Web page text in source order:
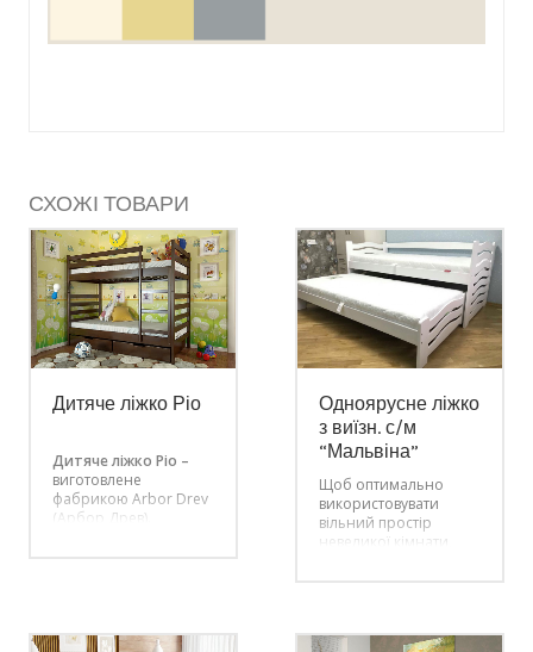
СХОЖІ ТОВАРИ
Дитяче ліжко Ріо
Дитяче ліжко Ріо –
виготовлене
фабрикою Arbor Drev
(Арбор Древ).
покриття
Одноярусне ліжко
з виїзн. с/м
“Мальвіна”
Щоб оптимально
використовувати
вільний простір
невеликої кімнати,
конструктивний